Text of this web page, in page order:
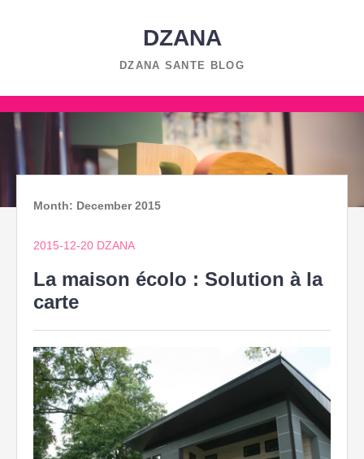
DZANA
DZANA SANTE BLOG
Skip
content
Month: December 2015
2015-12-20 DZANA
La maison écolo : Solution à la
carte